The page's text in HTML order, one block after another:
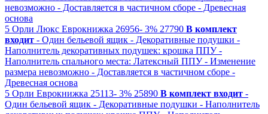
невозможно - Доставляется в частичном сборе - Древесная
основа
5 Орли Люкс Еврокнижка 26956- 3% 27790 В комплект
входит - Один бельевой ящик - Декоративные подушки -
Наполнитель декоративных подушек: крошка ППУ -
Наполнитель спального места: Латексный ППУ - Изменение
размера невозможно - Доставляется в частичном сборе -
Древесная основа
5 Орли Еврокнижка 25113- 3% 25890 В комплект входит -
Один бельевой ящик - Декоративные подушки - Наполнитель